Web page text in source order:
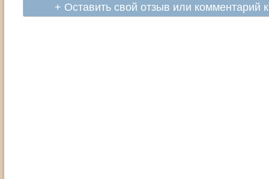
+ Оставить свой отзыв или комментарий